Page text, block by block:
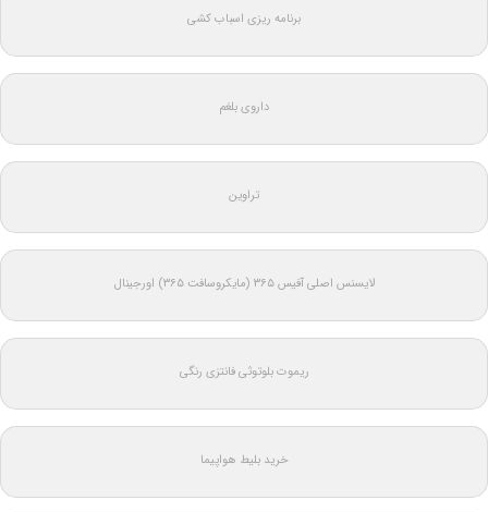
برنامه ریزی اسباب کشی
داروی بلغم
تراوین
لایسنس اصلی آفیس ۳۶۵ (مایکروسافت ۳۶۵) اورجینال
ریموت بلوتوثی فانتزی رنگی
خرید بلیط هواپیما